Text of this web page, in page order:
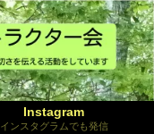
Instagram
インスタグラムでも発信